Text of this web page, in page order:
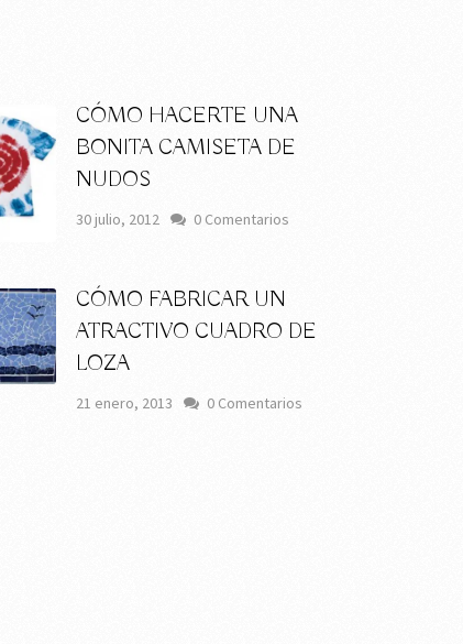
CÓMO HACERTE UNA
BONITA CAMISETA DE
NUDOS
30 julio, 2012 0 Comentarios
CÓMO FABRICAR UN
ATRACTIVO CUADRO DE
LOZA
21 enero, 2013 0 Comentarios